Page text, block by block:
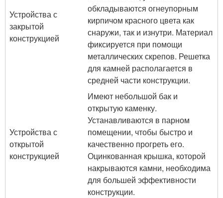
Устройства с
закрытой
конструкцией
обкладываются огнеупорным
кирпичом красного цвета как
снаружи, так и изнутри. Материал
фиксируется при помощи
металлических скрепов. Решетка
для камней располагается в
средней части конструкции.
Устройства с
открытой
конструкцией
Имеют небольшой бак и
открытую каменку.
Устанавливаются в парном
помещении, чтобы быстро и
качественно прогреть его.
Оцинкованная крышка, которой
накрываются камни, необходима
для большей эффективности
конструкции.